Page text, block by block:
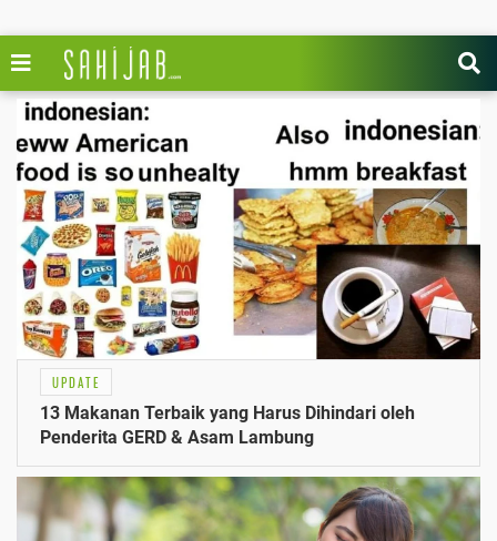
UPDATE
13 Makanan Terbaik yang Harus Dihindari oleh
Penderita GERD & Asam Lambung